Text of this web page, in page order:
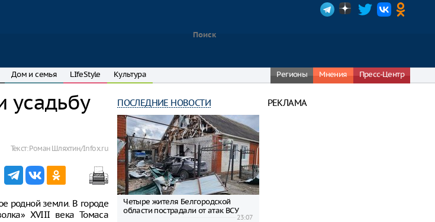
Дом и семья LIfeStyle Культура Регионы Мнения Пресс-Центр
усадьбу
Текст:Роман Шляхтин/Infox.ru
родной земли. В городе
XVIII века Томаса
ПОСЛЕДНИЕ НОВОСТИ
Четыре жителя Белгородской
области пострадали от атак ВСУ
23:07
РЕКЛАМА